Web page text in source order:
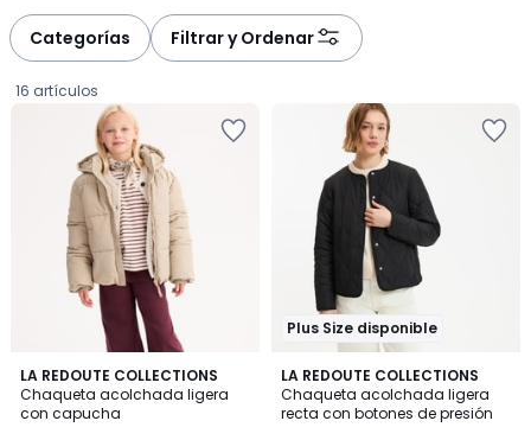
Categorías Filtrar y Ordenar
16 artículos
LA REDOUTE COLLECTIONS
Chaqueta acolchada ligera
con capucha
4,7
/ 5
4
Colores
Plus Size disponible
LA REDOUTE COLLECTIONS
Chaqueta acolchada ligera
recta con botones de presión
4,7
/ 5
2
Colores